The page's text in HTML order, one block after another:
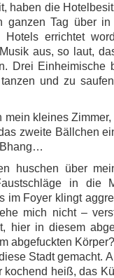
haben die
ganzen Tag über
errichtet
aus, so laut,
Drei Einheimische
und zu
kleines
zweite Bällchen
Bhang…
huschen über
in die
im Foyer klingt
mich nicht –
hier in diesem
abgefuckten Körper?
Stadt gemacht.
kochend heiß, das